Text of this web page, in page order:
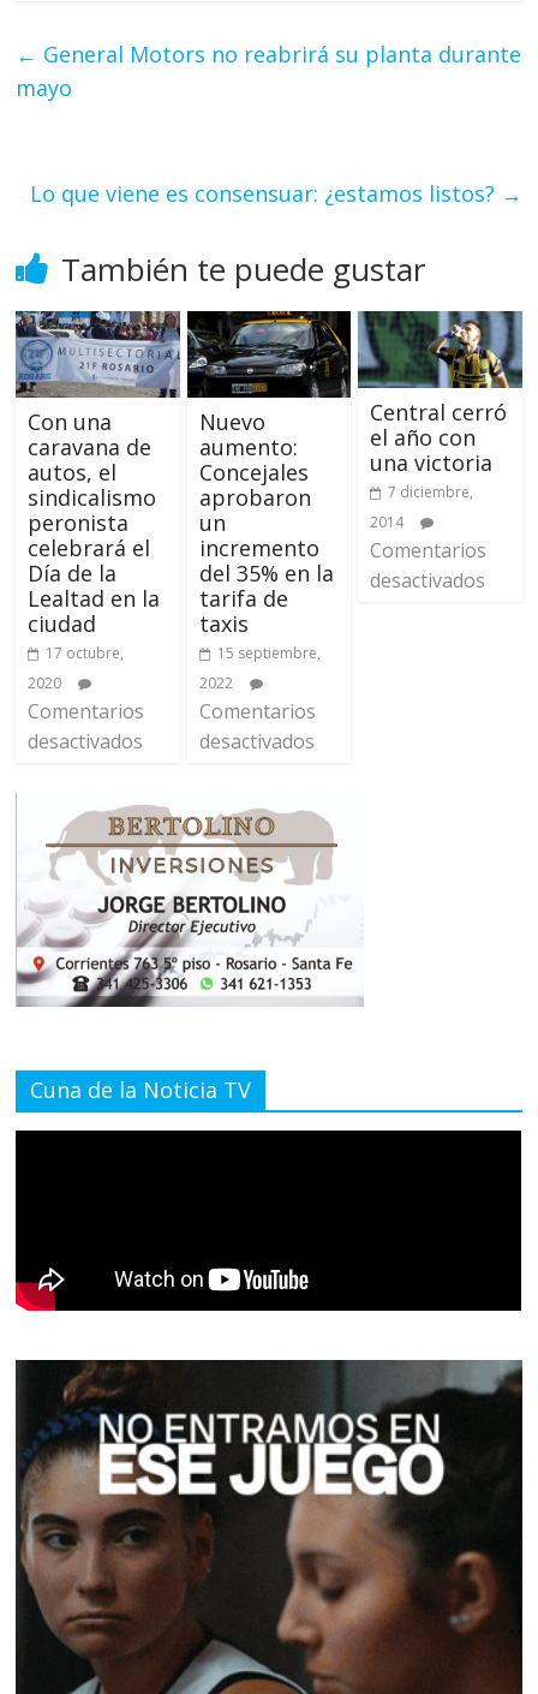
← General Motors no reabrirá su planta durante
mayo
Lo que viene es consensuar: ¿estamos listos? →
También te puede gustar
Con una
caravana de
autos, el
sindicalismo
peronista
celebrará el
Día de la
Lealtad en la
ciudad
17 octubre,
2020
Comentarios
desactivados
Nuevo
aumento:
Concejales
aprobaron
un
incremento
del 35% en la
tarifa de
taxis
15 septiembre,
2022
Comentarios
desactivados
Central cerró
el año con
una victoria
7 diciembre,
2014
Comentarios
desactivados
Cuna de la Noticia TV